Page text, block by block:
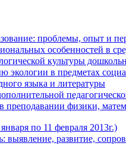
проблемы, опыт и
особенностей в
культуры
в предметах
языка и литературы
физики,
по 11 февраля 2013г.)
развитие,